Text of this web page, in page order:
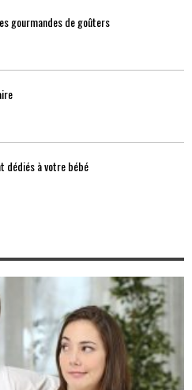
gourmandes de goûters
dédiés à votre bébé